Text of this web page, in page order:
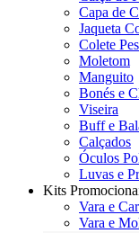
Capa de
Jaqueta
Colete
Moletom
Manguito
Bonés e
Viseira
Buff e
Calçados
Óculos
Luvas e
Kits
Vara e
Vara e